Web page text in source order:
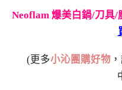
Neoflam 爆美白鍋/刀具/
(更多小沁團購好物